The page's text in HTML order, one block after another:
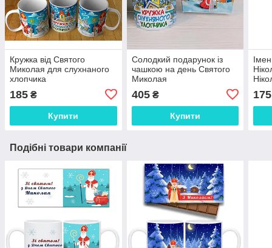
Кружка від Святого
Миколая для слухнаного
хлопчика
185 ₴
Купити
Солодкий подарунок із
чашкою на день Святого
Миколая
405₴
Купити
175
Подібні товари компанії